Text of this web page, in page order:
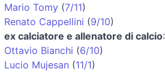
Mario Tomy (7/11)
Renato Cappellini (9/10)
ex calciatore e allenatore di calcio:
Ottavio Bianchi (6/10)
Lucio Mujesan (11/1)